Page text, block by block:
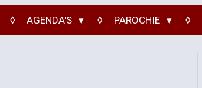
AGENDA'S PAROCHIE